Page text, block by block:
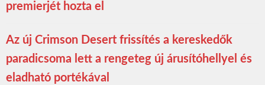
premierjét hozta el
Az új Crimson Desert frissítés a kereskedők
paradicsoma lett a rengeteg új árusítóhellyel és
eladható portékával